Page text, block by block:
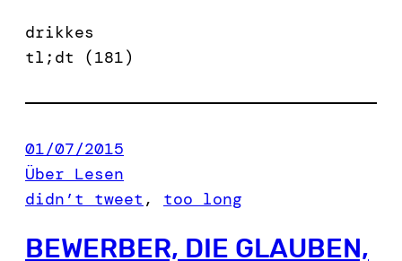
drikkes
tl;dt (181)
01/07/2015
Über Lesen
didn’t tweet , too long
BEWERBER, DIE GLAUBEN,